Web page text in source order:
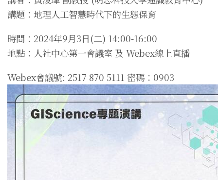
講題：地理人工智慧時代下的生態保育
時間：2024年9月3日(二) 14:00-16:00
地點：人社中心第一會議室 及 Webex線上直播
Webex會議號: 2517 870 5111 密碼：0903